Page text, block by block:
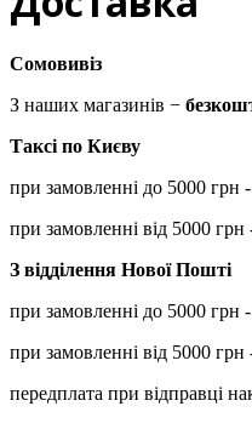
Сомовивіз
З наших магазинів −
Таксі по Києву
при замовленні до 5000 грн
при замовленні від 5000 грн
З відділення Нової Пошті
при замовленні до 5000
при замовленні від 5000 грн
передплата при відправці